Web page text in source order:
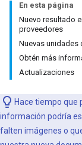
En esta página
Nuevo resultado
proveedores
Nuevas unidades
Obtén más
Actualizaciones
Hace tiempo que
información podría
falten imágenes o